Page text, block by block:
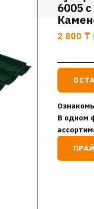
6005
2 800 ₸
В одном